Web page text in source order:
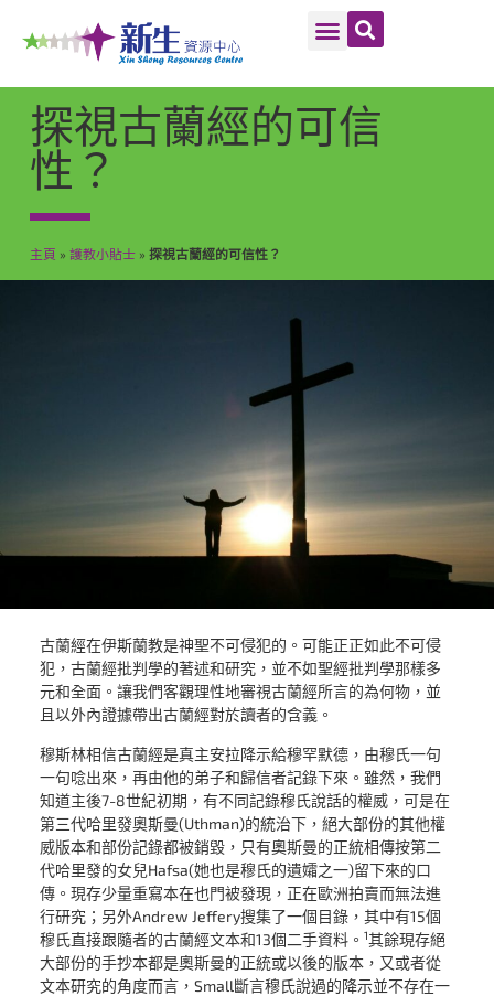
探視古蘭經的可信
性？
主頁 » 護教小貼士» 探視古蘭經的可信性？
古蘭經在伊斯蘭教是神聖不可侵犯的。可能正正如此不可侵
犯，古蘭經批判學的著述和研究，並不如聖經批判學那樣多
元和全面。讓我們客觀理性地審視古蘭經所言的為何物，並
且以外內證據帶出古蘭經對於讀者的含義。
穆斯林相信古蘭經是真主安拉降示給穆罕默德，由穆氏一句
一句唸出來，再由他的弟子和歸信者記錄下來。雖然，我們
知道主後7-8世紀初期，有不同記錄穆氏說話的權威，可是在
第三代哈里發奧斯曼(Uthman)的統治下，絕大部份的其他權
威版本和部份記錄都被銷毀，只有奧斯曼的正統相傳按第二
代哈里發的女兒Hafsa(她也是穆氏的遺孀之一)留下來的口
傳。現存少量重寫本在也門被發現，正在歐洲拍賣而無法進
行研究；另外Andrew Jeffery搜集了一個目錄，其中有15個
穆氏直接跟隨者的古蘭經文本和13個二手資料。 1其餘現存絕
大部份的手抄本都是奧斯曼的正統或以後的版本，又或者從
文本研究的角度而言，Small斷言穆氏說過的降示並不存在一